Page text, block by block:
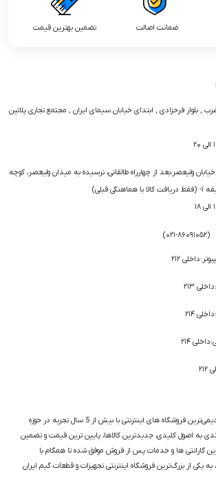
ضمانت اصالت تضمین بهترین قیمت
, بلوار فرحزادی , ابتدای خیابان سیمای ایران , مجتمع تجاری پلاتین
خیابان ولیعصر،بعد از چهارراه طالقانی، نرسیده به میدان ولیعصر، کوچه
(
021-86091052
)
:داخلی ۲۱۲
:داخلی ۲۱۳
:داخلی ۲۱۴
:داخلی ۲۱۴
اورگیم به عنوان یکی از قدیمی‌ترین فروشگاه های اینترنتی با بیش از 5 سال تجربه در حوزه
به اصول کلیدی، جدیدترین کالاها، پایین ترین قیمت و تضمین
گارانتی ها و خدمات پس از فروش موفق شده تا همگام با
به یکی از بزرگ‌ترین فروشگاه اینترنتی تجهیزات و قطعات گیم ایران